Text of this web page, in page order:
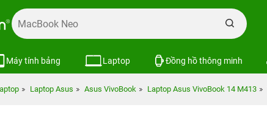
Máy tính bảng Laptop Đồng hồ thông minh
Laptop Asus Asus VivoBook Laptop Asus VivoBook 14 M413